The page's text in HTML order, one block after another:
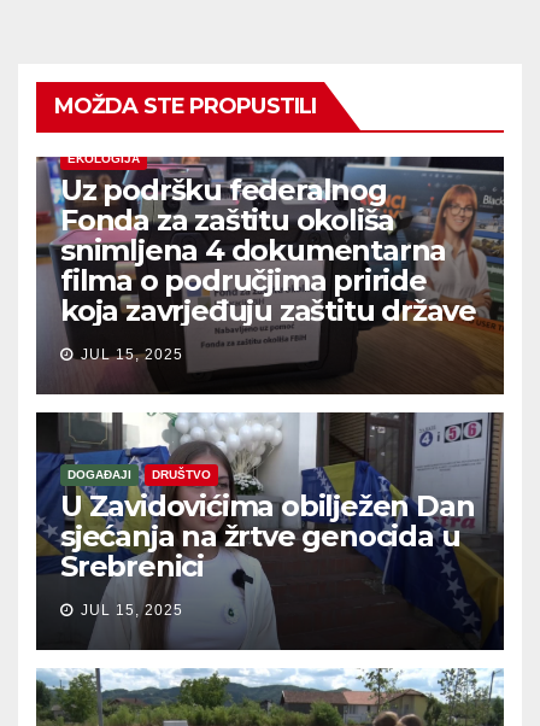
MOŽDA STE PROPUSTILI
EKOLOGIJA
Uz podršku federalnog
Fonda za zaštitu okoliša
snimljena 4 dokumentarna
filma o područjima priride
koja zavrjeđuju zaštitu države
JUL 15, 2025
DOGAĐAJI DRUŠTVO
U Zavidovićima obilježen Dan
sjećanja na žrtve genocida u
Srebrenici
JUL 15, 2025